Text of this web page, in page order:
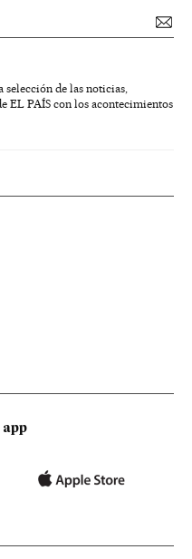
selección de las noticias,
EL PAÍS con los acontecimientos
app